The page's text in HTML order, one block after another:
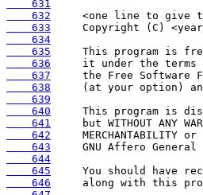
    631
    632
    633
    634
    635
    636
    637
    638
    639
    640
    641
    642
    643
    644
    645
    646